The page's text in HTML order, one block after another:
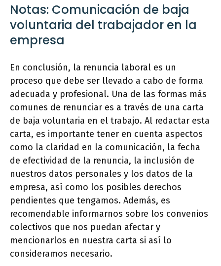
Notas: Comunicación de baja
voluntaria del trabajador en la
empresa
En conclusión, la renuncia laboral es un
proceso que debe ser llevado a cabo de forma
adecuada y profesional. Una de las formas más
comunes de renunciar es a través de una carta
de baja voluntaria en el trabajo. Al redactar esta
carta, es importante tener en cuenta aspectos
como la claridad en la comunicación, la fecha
de efectividad de la renuncia, la inclusión de
nuestros datos personales y los datos de la
empresa, así como los posibles derechos
pendientes que tengamos. Además, es
recomendable informarnos sobre los convenios
colectivos que nos puedan afectar y
mencionarlos en nuestra carta si así lo
consideramos necesario.